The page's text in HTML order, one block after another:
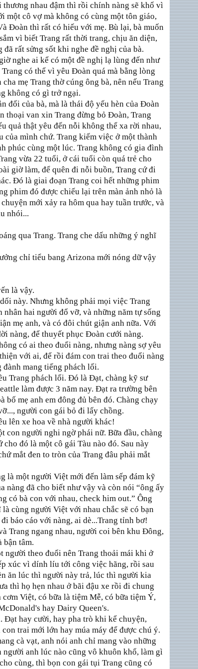
nhau đậm thì rồi chính nàng sẽ khổ vì
một cô vợ mà không có cùng một tôn giáo,
Đoàn thì rất có hiếu với mẹ. Bù lại, bà muốn
vì biết Trang rất thời trang, chịu ăn diện,
rất sửng sốt khi nghe đề nghị của bà.
nghe ai kể có một đề nghị lạ lùng đến như
có thể vì yêu Đoàn quá mà bằng lòng
mẹ Trang thờ cúng ông bà, nên nếu Trang
không có gì trở ngại.
đối của bà, mà là thái độ yếu hèn của Đoàn
thoại van xin Trang đừng bỏ Đoàn, Trang
quả thật yêu đến nỗi không thể xa rời nhau,
của mình chứ. Trang kiếm việc ở một thành
phúc cùng một lúc. Trang không có gia đình
vừa 22 tuổi, ở cái tuổi còn quá trẻ cho
giờ làm, để quên đi nỗi buồn, Trang cứ đi
Đó là giai đoạn Trang coi hết những phim
phim đó được chiếu lại trên màn ảnh nhỏ là
mới xảy ra hôm qua hay tuần trước, và
nhói...
qua Trang. Trang che dấu những ý nghĩ
chỉ tiểu bang Arizona mới nóng dữ vậy
là vậy.
này. Nhưng không phải mọi việc Trang
hai người đổ vỡ, và những năm tự sống
mẹ anh, và có đôi chút giận anh nữa. Với
nàng, để thuyết phục Đoàn cưới nàng.
có ai theo đuổi nàng, nhưng nàng sợ yêu
với ai, để rồi đám con trai theo đuổi nàng
mang tiếng phách lối.
Trang phách lối. Đó là Đạt, chàng kỹ sư
làm được 3 năm nay. Đạt ra trường bên
mẹ anh em đông đủ bên đó. Chàng chạy
người con gái bỏ đi lấy chồng.
lên xe hoa về nhà người khác!
con người nghi ngờ phái nữ. Bữa đầu, chàng
đó là một cô gái Tàu nào đó. Sau này
mắt đen to tròn của Trang đâu phải mắt
là một người Việt mới đến làm sếp đám kỹ
nàng đã cho biết như vậy và còn nói “ông ấy
có bà con với nhau, check him out.” Ông
cùng người Việt với nhau chắc sẽ có bạn
báo cáo với nàng, ai dè...Trang tỉnh bơ!
Trang ngang nhau, người coi bên khu Đông,
bận tâm.
người theo đuổi nên Trang thoải mái khi ở
xúc vì dính líu tới công việc hãng, rồi sau
ăn lúc thì người này trả, lúc thì người kia
thì họ hẹn nhau ở bãi đậu xe rồi đi chung
Việt, có bữa là tiệm Mễ, có bữa tiệm Ý,
hay Dairy Queen's.
Đạt hay cười, hay pha trò khi kể chuyện,
trai mới lớn hay múa máy để được chú ý.
cà vạt, anh nói anh chỉ mang vào những
người anh lúc nào cũng vô khuôn khổ, làm gì
cùng, thì bọn con gái tụi Trang cũng có